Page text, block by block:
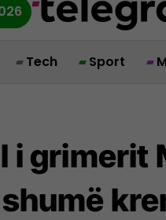
Tech Sport
i grimerit